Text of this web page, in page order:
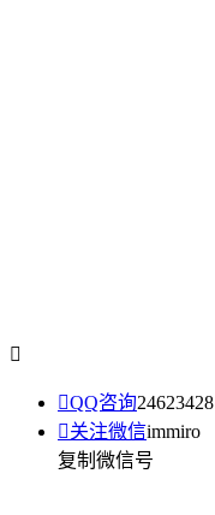

QQ咨询24623428
关注微信immiro
复制微信号